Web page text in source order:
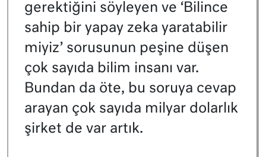
gerektiğini söyleyen ve ‘Bilince
sahip bir yapay zeka yaratabilir
miyiz’ sorusunun peşine düşen
çok sayıda bilim insanı var.
Bundan da öte, bu soruya cevap
arayan çok sayıda milyar dolarlık
şirket de var artık.